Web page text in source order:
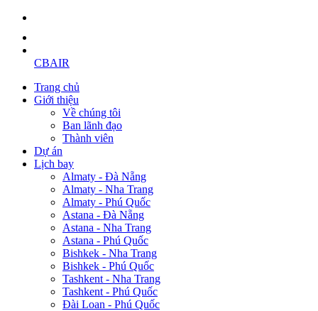
CBAIR
Trang chủ
Giới thiệu
Về chúng tôi
Ban lãnh đạo
Thành viên
Dự án
Lịch bay
Almaty - Đà Nẵng
Almaty - Nha Trang
Almaty - Phú Quốc
Astana - Đà Nẵng
Astana - Nha Trang
Astana - Phú Quốc
Bishkek - Nha Trang
Bishkek - Phú Quốc
Tashkent - Nha Trang
Tashkent - Phú Quốc
Đài Loan - Phú Quốc